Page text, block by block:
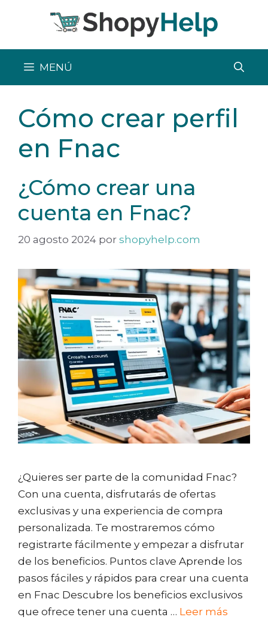
MENÚ
Cómo crear perfil
en Fnac
¿Cómo crear una
cuenta en Fnac?
20 agosto 2024 por shopyhelp.com
¿Quieres ser parte de la comunidad Fnac?
Con una cuenta, disfrutarás de ofertas
exclusivas y una experiencia de compra
personalizada. Te mostraremos cómo
registrarte fácilmente y empezar a disfrutar
de los beneficios. Puntos clave Aprende los
pasos fáciles y rápidos para crear una cuenta
en Fnac Descubre los beneficios exclusivos
que ofrece tener una cuenta … Leer más